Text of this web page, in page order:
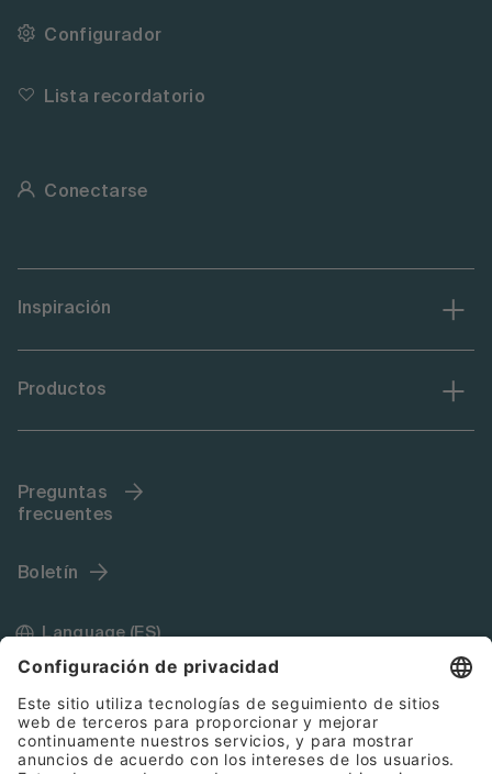
Configurador
Lista recordatorio
Conectarse
Inspiración
Productos
Preguntas
frecuentes
Boletín
Language (ES)